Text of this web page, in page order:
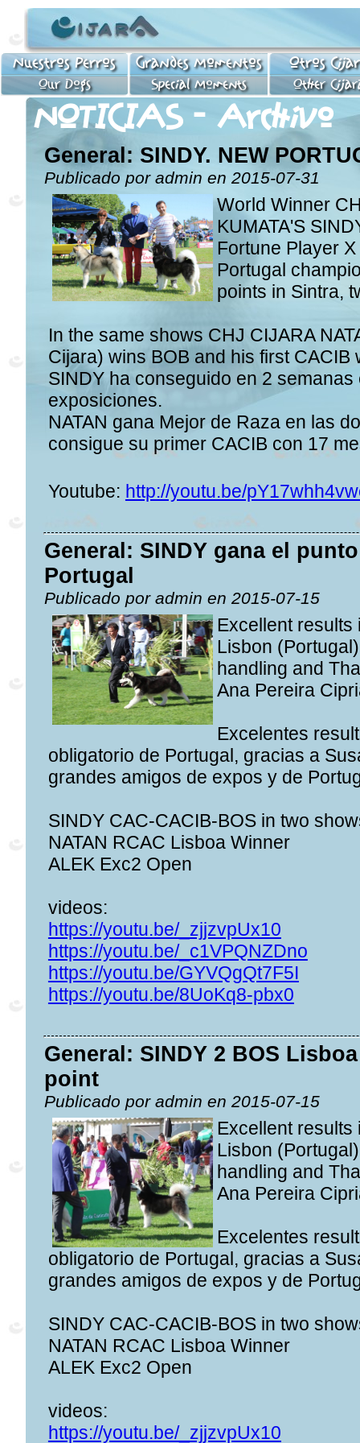
Nuestros Perros
Our Dogs
Grandes Momentos
Special Moments
Otros
Other
NOTICIAS - Archivo
General: SINDY. NEW
Publicado por admin en 2015-07-31
World Winner
KUMATA'S
Fortune Player
Portugal
points in Sintra,
In the same shows CHJ CIJARA
Cijara) wins BOB and his first CACIB
SINDY ha conseguido en 2
exposiciones.
NATAN gana Mejor de Raza en las
consigue su primer CACIB con 17
Youtube: http://youtu.be/
General: SINDY gana el
Portugal
Publicado por admin en 2015-07-15
Excellent results
Lisbon
handling and
Ana Pereira
Excelentes
obligatorio de Portugal, gracias a
grandes amigos de expos y de
SINDY CAC-CACIB-BOS in two
NATAN RCAC Lisboa Winner
ALEK Exc2 Open
videos:
https://youtu.be/_zjjzvpUx10
https://youtu.be/_c1VPQNZDno
https://youtu.be/GYVQgQt7F5I
https://youtu.be/8UoKq8-pbx0
General: SINDY 2 BOS
point
Publicado por admin en 2015-07-15
Excellent results
Lisbon
handling and
Ana Pereira
Excelentes
obligatorio de Portugal, gracias a
grandes amigos de expos y de
SINDY CAC-CACIB-BOS in two
NATAN RCAC Lisboa Winner
ALEK Exc2 Open
videos:
https://youtu.be/_zjjzvpUx10